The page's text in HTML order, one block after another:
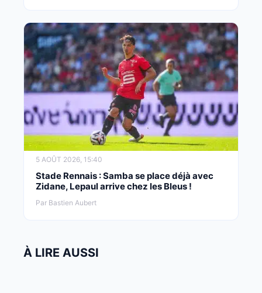
5 AOÛT 2026, 15:40
Stade Rennais : Samba se place déjà avec
Zidane, Lepaul arrive chez les Bleus !
Par Bastien Aubert
À LIRE AUSSI